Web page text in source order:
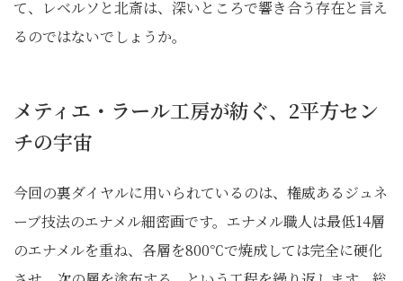
て、レベルソと北斎は、深いところで響き合う存在と言え
るのではないでしょうか。
メティエ・ラール工房が紡ぐ、2平方セン
チの宇宙
今回の裏ダイヤルに用いられているのは、権威あるジュネ
ーブ技法のエナメル細密画です。エナメル職人は最低14層
のエナメルを重ね、各層を800℃で焼成しては完全に硬化